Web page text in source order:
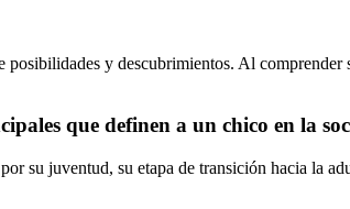
y descubrimientos. Al
que definen a un chico en la
su juventud, su etapa de transición hacia la